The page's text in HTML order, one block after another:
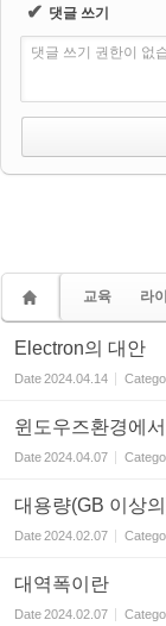
✔ 댓글 쓰기
댓글 쓰기 권한이 없
교육 라
Electron의 대안
Date2024.04.14
윈도우즈환경에
Date2024.04.07
대용량(GB 이상
Date2024.02.07
대역폭이란
Date2024.02.07